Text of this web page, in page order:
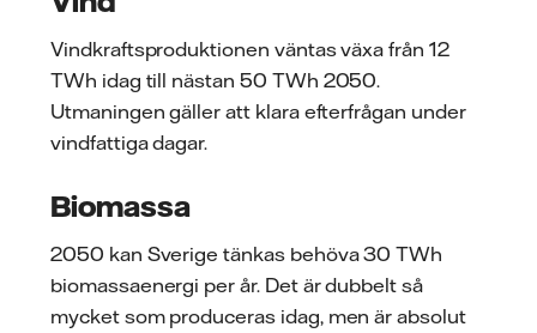
Vindkraftsproduktionen väntas växa från 12
TWh idag till nästan 50 TWh 2050.
Utmaningen gäller att klara efterfrågan under
vindfattiga dagar.
Biomassa
2050 kan Sverige tänkas behöva 30 TWh
biomassaenergi per år. Det är dubbelt så
mycket som produceras idag, men är absolut